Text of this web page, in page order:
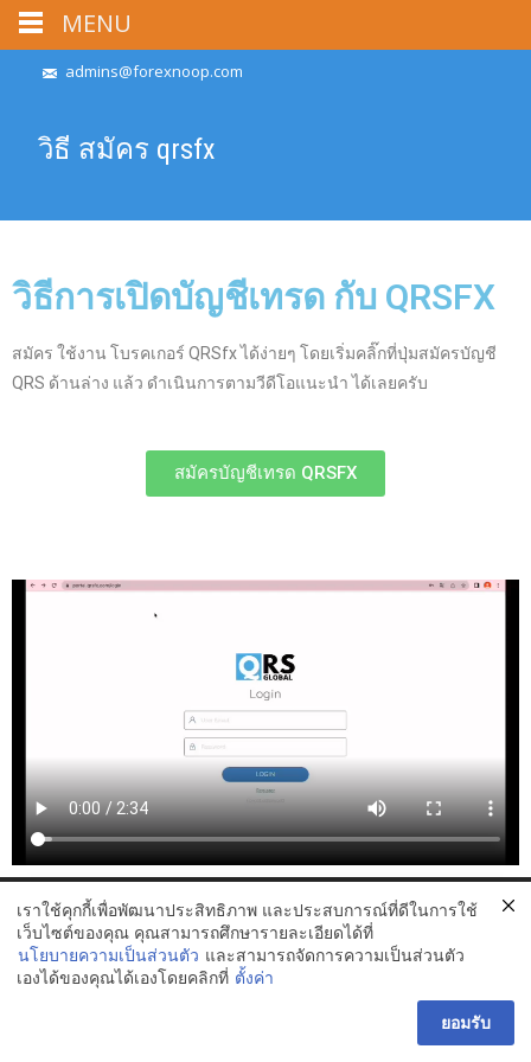
admins@forexnoop.com
วิธี สมัคร qrsfx
วิธีการเปิดบัญชีเทรด กับ QRSFX
สมัคร ใช้งาน โบรคเกอร์ QRSfx ได้ง่ายๆ โดยเริ่มคลิ๊กที่ปุ่มสมัครบัญชี
QRS ด้านล่าง แล้ว ดำเนินการตามวีดีโอแนะนำ ได้เลยครับ
สมัครบัญชีเทรด QRSFX
Copyright © ก้อบปี้เทรด อีเอแมงโก้ น้องมะม่วง ของคุณมะลิ
https://icmarkets.com/?camp=87216
เราใช้คุกกี้เพื่อพัฒนาประสิทธิภาพ และประสบการณ์ที่ดีในการใช้
เว็บไซต์ของคุณ คุณสามารถศึกษารายละเอียดได้ที่
นโยบายความเป็นส่วนตัว และสามารถจัดการความเป็นส่วนตัว
เองได้ของคุณได้เองโดยคลิกที่ ตั้งค่า
ยอมรับ
MENU